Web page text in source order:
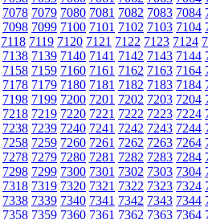
7078 7079 7080 7081 7082 7083 7084
7098 7099 7100 7101 7102 7103 7104
7118 7119 7120 7121 7122 7123 7124
7138 7139 7140 7141 7142 7143 7144
7158 7159 7160 7161 7162 7163 7164
7178 7179 7180 7181 7182 7183 7184
7198 7199 7200 7201 7202 7203 7204
7218 7219 7220 7221 7222 7223 7224
7238 7239 7240 7241 7242 7243 7244
7258 7259 7260 7261 7262 7263 7264
7278 7279 7280 7281 7282 7283 7284
7298 7299 7300 7301 7302 7303 7304
7318 7319 7320 7321 7322 7323 7324
7338 7339 7340 7341 7342 7343 7344
7358 7359 7360 7361 7362 7363 7364